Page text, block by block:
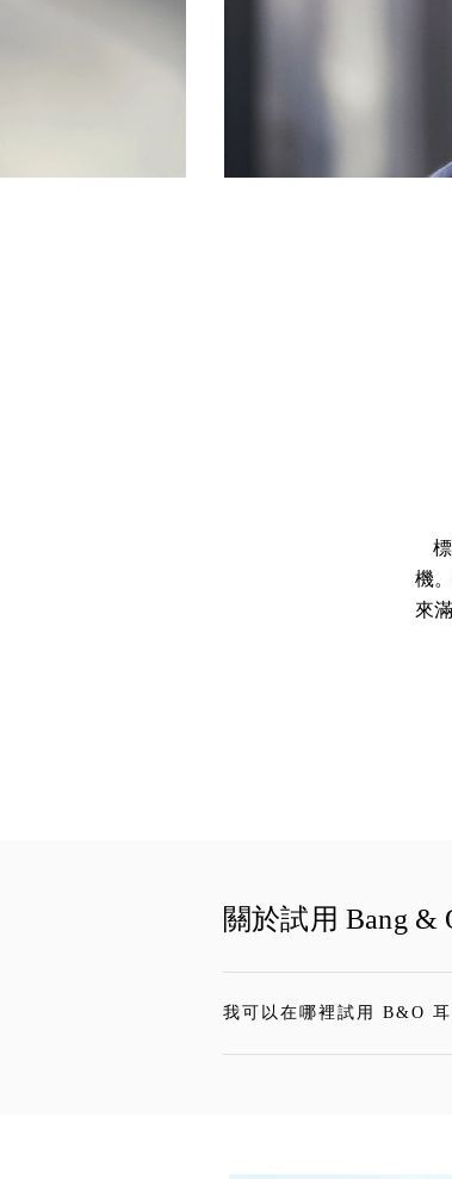
機
來
關於試用 Bang &
我可以在哪裡試用 B&O 耳
按一下後可展開描述內容並